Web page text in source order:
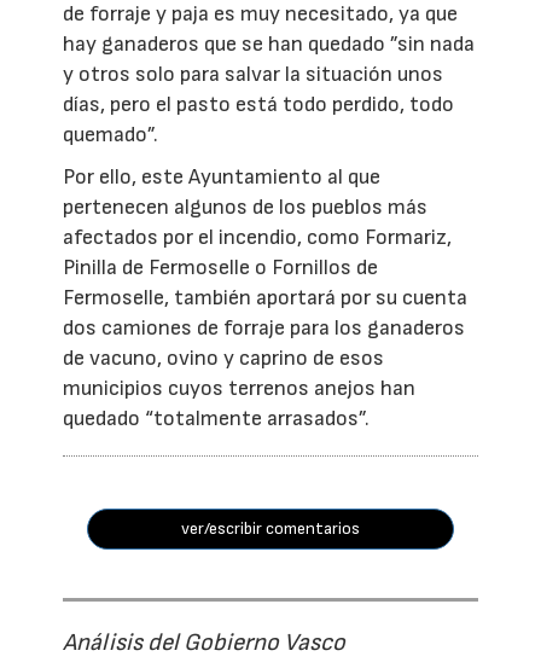
de forraje y paja es muy necesitado, ya que
hay ganaderos que se han quedado ”sin nada
y otros solo para salvar la situación unos
días, pero el pasto está todo perdido, todo
quemado”.
Por ello, este Ayuntamiento al que
pertenecen algunos de los pueblos más
afectados por el incendio, como Formariz,
Pinilla de Fermoselle o Fornillos de
Fermoselle, también aportará por su cuenta
dos camiones de forraje para los ganaderos
de vacuno, ovino y caprino de esos
municipios cuyos terrenos anejos han
quedado “totalmente arrasados”.
ver/escribir comentarios
Análisis del Gobierno Vasco